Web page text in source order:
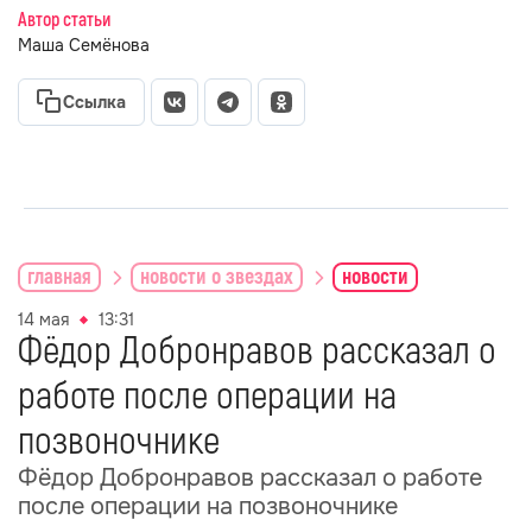
Автор статьи
Маша Семёнова
Ссылка
главная новости о звездах новости
14 мая 13:31
Фёдор Добронравов рассказал о
работе после операции на
позвоночнике
Фёдор Добронравов рассказал о работе
после операции на позвоночнике